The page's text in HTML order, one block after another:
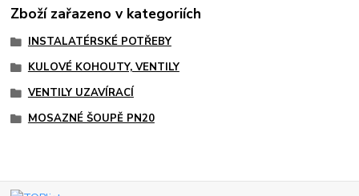
Zboží zařazeno v kategoriích
INSTALATÉRSKÉ POTŘEBY
KULOVÉ KOHOUTY, VENTILY
VENTILY UZAVÍRACÍ
MOSAZNÉ ŠOUPĚ PN20